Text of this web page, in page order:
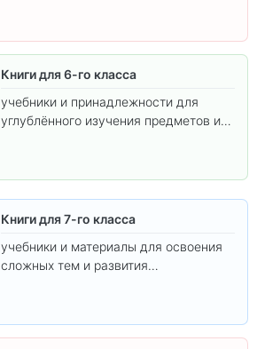
Книги для 6-го класса
учебники и принадлежности для
углублённого изучения предметов и
Книги для 7-го класса
учебники и материалы для освоения
сложных тем и развития